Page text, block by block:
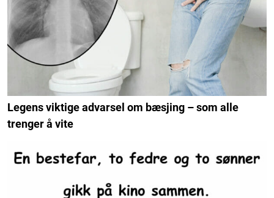
Legens viktige advarsel om bæsjing – som alle
trenger å vite